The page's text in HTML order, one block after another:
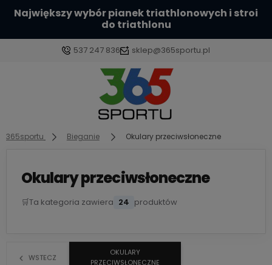
Sprawdź naszą szeroką ofertę kasków
aerodynamicznych
537 247 836 sklep@365sportu.pl
Zaloguj się
Załóż konto
Wybierz coś dla siebie z naszej aktualnej oferty lub
365sportu Bieganie Okulary przeciwsłoneczne
Okulary przeciwsłoneczne
🛒Ta kategoria zawiera 24 produktów
WSTECZ
OKULARY
PRZECIWSŁONECZNE